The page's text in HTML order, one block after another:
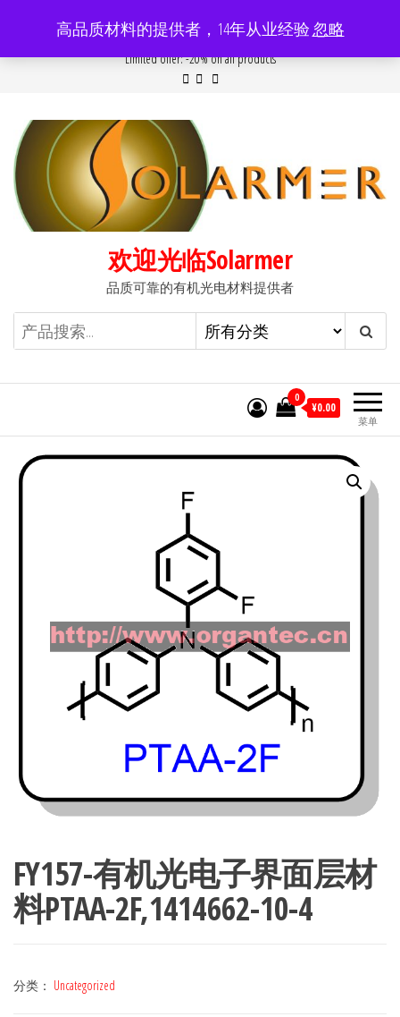
内
Popular searches:Women //Modern //New//Sale
Limited offer: -20% on all products
欢迎光临Solarmer
品质可靠的有机光电材料提供者
菜单
0
¥0.00
FY157-有机光电子界面层材
料PTAA-2F,1414662-10-4
分类： Uncategorized
高品质材料的提供者，14年从业经验忽略